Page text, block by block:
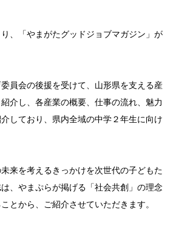
、「やまがたグッドジョブマガジン」が
員会の後援を受けて、山形県を支える産
介し、各産業の概要、仕事の流れ、魅力
しており、県内全域の中学２年生に向け
来を考えるきっかけを次世代の子どもた
、やまぷらが掲げる「社会共創」の理念
とから、ご紹介させていただきます。